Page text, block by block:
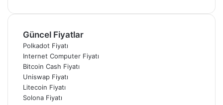
Güncel Fiyatlar
Polkadot Fiyatı
Internet Computer Fiyatı
Bitcoin Cash Fiyatı
Uniswap Fiyatı
Litecoin Fiyatı
Solona Fiyatı